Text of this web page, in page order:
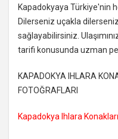
Kapadokyaya Türkiye'nin
Dilerseniz uçakla dilerseniz
sağlayabilirsiniz.
tarifi konusunda uzman
KAPADOKYA IHLARA
FOTOĞRAFLARI
Kapadokya Ihlara